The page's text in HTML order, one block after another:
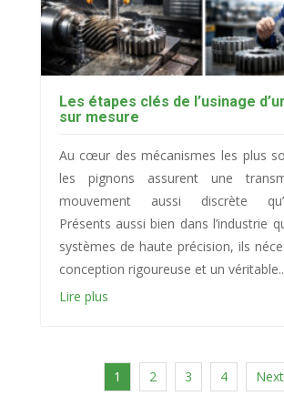
Les étapes clés de l’usinage
sur mesure
Au cœur des mécanismes les plus
les pignons assurent une
mouvement aussi discrète
Présents aussi bien dans l’industrie
systèmes de haute précision, ils
conception rigoureuse et un
Lire plus
1 2 3 4